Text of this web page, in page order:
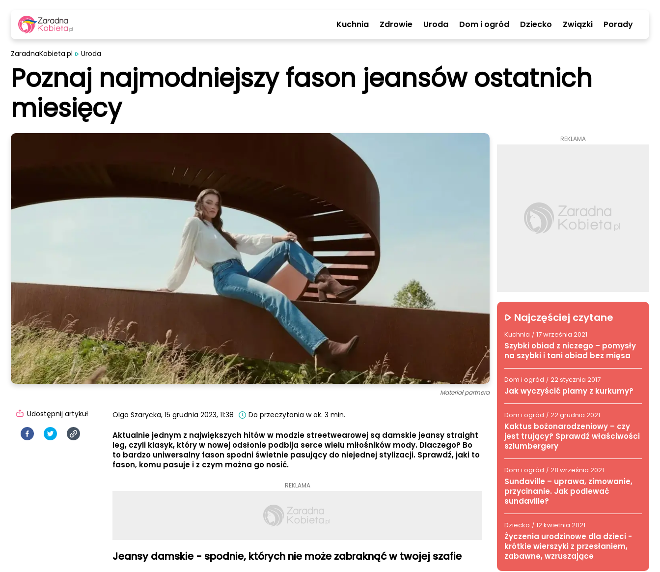
Kuchnia Zdrowie Uroda Dom i ogród Dziecko Związki Porady
Materiał partnera
ZaradnaKobieta.pl Uroda
Poznaj najmodniejszy fason jeansów ostatnich
miesięcy
Olga Szarycka, 15 grudnia 2023, 11:38 Do przeczytania w ok. 3 min.
Aktualnie jednym z największych hitów w modzie streetwearowej są damskie jeansy straight
leg, czyli klasyk, który w nowej odsłonie podbija serce wielu miłośników mody. Dlaczego? Bo
to bardzo uniwersalny fason spodni świetnie pasujący do niejednej stylizacji. Sprawdź, jaki to
fason, komu pasuje i z czym można go nosić.
REKLAMA
Jeansy damskie - spodnie, których nie może zabraknąć w twojej szafie
Udostępnij artykuł
REKLAMA
Najczęściej czytane
Kuchnia / 17 września 2021
Szybki obiad z niczego – pomysły
na szybki i tani obiad bez mięsa
Dom i ogród / 22 stycznia 2017
Jak wyczyścić plamy z kurkumy?
Dom i ogród / 22 grudnia 2021
Kaktus bożonarodzeniowy – czy
jest trujący? Sprawdź właściwości
szlumbergery
Dom i ogród / 28 września 2021
Sundaville – uprawa, zimowanie,
przycinanie. Jak podlewać
sundaville?
Dziecko / 12 kwietnia 2021
Życzenia urodzinowe dla dzieci -
krótkie wierszyki z przesłaniem,
zabawne, wzruszające